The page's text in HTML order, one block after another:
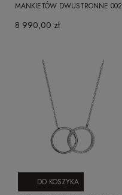
MANKIETÓW DWUSTRONNE 002
8 990,00 zł
DO KOSZYKA